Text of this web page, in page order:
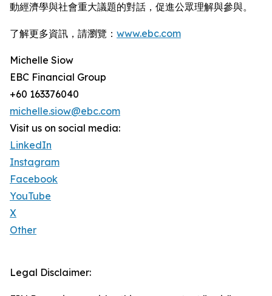
動經濟學與社會重大議題的對話，促進公眾理解與參與。
了解更多資訊，請瀏覽： www.ebc.com
Michelle Siow
EBC Financial Group
+60 163376040
michelle.siow@ebc.com
Visit us on social media:
LinkedIn
Instagram
Facebook
YouTube
X
Other
Legal Disclaimer: